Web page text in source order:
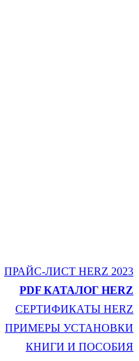
ПРАЙС-ЛИСТ HERZ 2023
PDF КАТАЛОГ HERZ
СЕРТИФИКАТЫ HERZ
ПРИМЕРЫ УСТАНОВКИ
КНИГИ И ПОСОБИЯ